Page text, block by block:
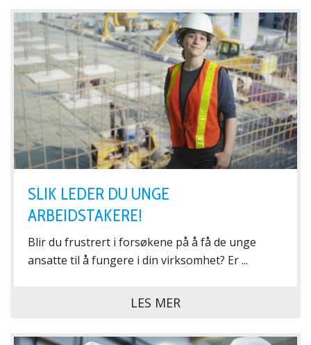
SLIK LEDER DU UNGE
ARBEIDSTAKERE!
Blir du frustrert i forsøkene på å få de unge
ansatte til å fungere i din virksomhet? Er ...
LES MER